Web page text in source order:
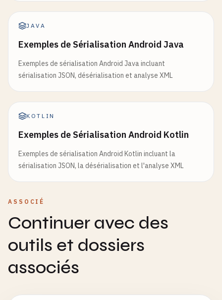
JAVA
Exemples de Sérialisation Android Java
Exemples de sérialisation Android Java incluant
sérialisation JSON, désérialisation et analyse XML
KOTLIN
Exemples de Sérialisation Android Kotlin
Exemples de sérialisation Android Kotlin incluant la
sérialisation JSON, la désérialisation et l'analyse XML
ASSOCIÉ
Continuer avec des
outils et dossiers
associés